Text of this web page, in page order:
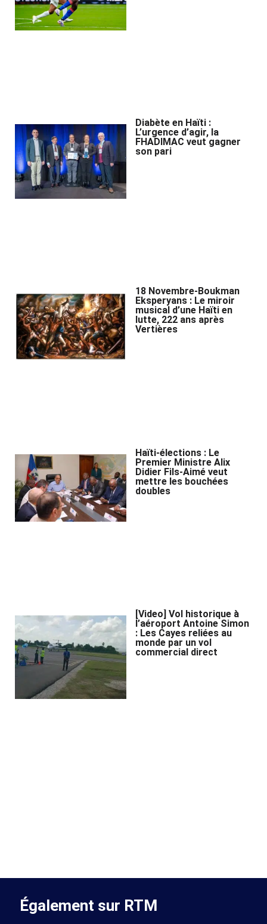
Diabète en Haïti :
L’urgence d’agir, la
FHADIMAC veut gagner
son pari
18 Novembre-Boukman
Eksperyans : Le miroir
musical d’une Haïti en
lutte, 222 ans après
Vertières
Haïti-élections : Le
Premier Ministre Alix
Didier Fils-Aimé veut
mettre les bouchées
doubles
[Video] Vol historique à
l’aéroport Antoine Simon
: Les Cayes reliées au
monde par un vol
commercial direct
Également sur RTM